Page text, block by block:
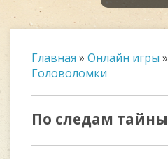
Главная » Онлайн игры »
Головоломки
По следам тайны